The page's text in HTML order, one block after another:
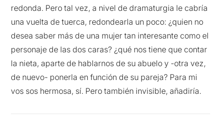
redonda. Pero tal vez, a nivel de dramaturgia le cabría
una vuelta de tuerca, redondearla un poco: ¿quien no
desea saber más de una mujer tan interesante como el
personaje de las dos caras? ¿qué nos tiene que contar
la nieta, aparte de hablarnos de su abuelo y -otra vez,
de nuevo- ponerla en función de su pareja? Para mi
vos sos hermosa, sí. Pero también invisible, añadiría.